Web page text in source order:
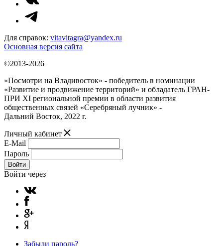
Для справок: vitavitagra@yandex.ru
Основная версия сайта
©2013-2026
«Посмотри на Владивосток» - победитель в номинации
«Развитие и продвижение территорий» и обладатель ГРАН-
ПРИ XI региональной премии в области развития
общественных связей «Серебряный лучник» -
Дальний Восток, 2022 г.
Личный кабинет
E-Mail
Пароль
Войти
Войти через
Забыли пароль?